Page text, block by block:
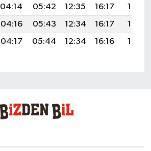
04:14 05:42 12:35 16:17
19:17
04:16 05:43 12:34 16:17
19:16
04:17 05:44 12:34 16:16 19:15